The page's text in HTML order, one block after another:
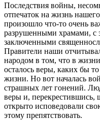
Последствия войны,
отпечаток на жизнь
произошло что-то очень
разрушенными храмами, с
заключенными
Правители наши
народом в том, что в
осталось веры, каких бы
жизни. Но вот началась
страшных лет гонений.
веры и,
открыто исповедовали
этому препятствовать.